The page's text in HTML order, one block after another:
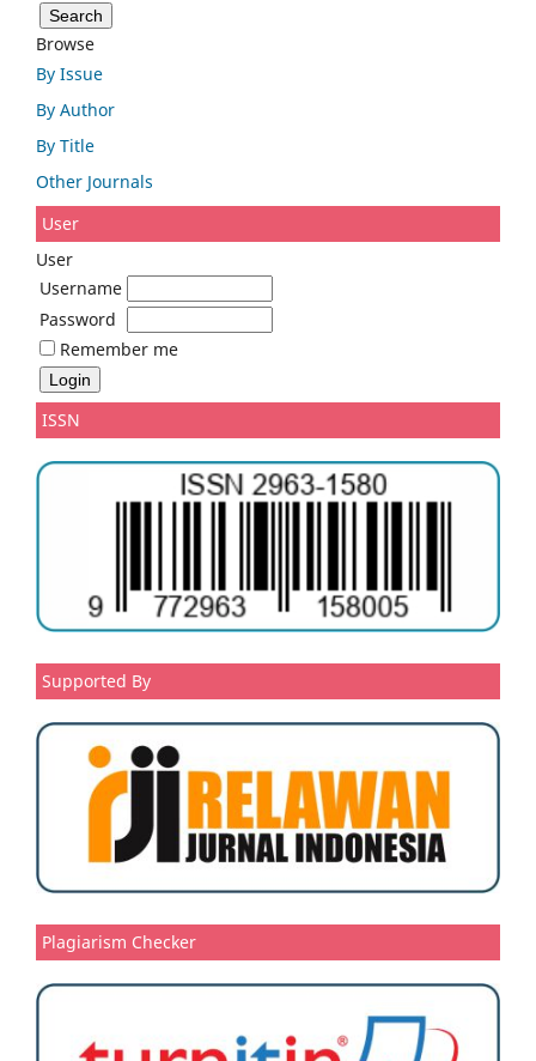
Browse
By Issue
By Author
By Title
Other Journals
User
User
Username
Password
Remember me
ISSN
Supported By
Plagiarism Checker